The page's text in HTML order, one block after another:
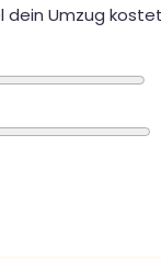
dein Umzug